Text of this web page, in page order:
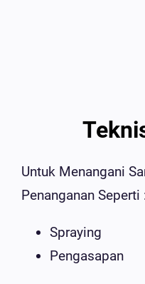
Untuk Menangani
Penanganan Seperti
Spraying
Pengasapan